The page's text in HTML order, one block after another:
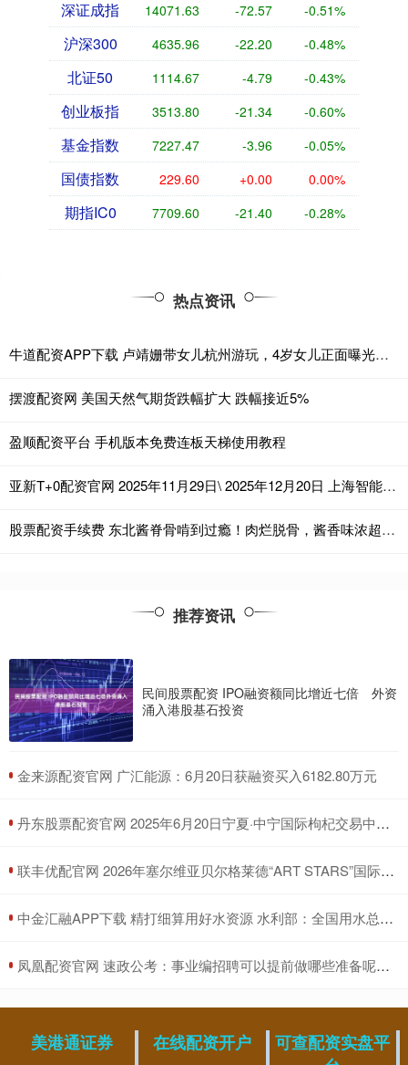
深证成指 14071.63 -72.57 -0.51%
沪深300 4635.96 -22.20 -0.48%
北证50 1114.67 -4.79 -0.43%
创业板指 3513.80 -21.34 -0.60%
基金指数 7227.47 -3.96 -0.05%
国债指数 229.60 +0.00 0.00%
期指IC0 7709.60 -21.40 -0.28%
热点资讯
牛道配资APP下载 卢靖姗带女儿杭州游玩，4岁女儿正面曝光，五官立体精致很像韩庚
摆渡配资网 美国天然气期货跌幅扩大 跌幅接近5%
盈顺配资平台 手机版本免费连板天梯使用教程
亚新T+0配资官网 2025年11月29日\ 2025年12月20日 上海智能建造化工环保产业链招聘会 2025下半年排期表 社会招聘会（上海市中小企业服务大楼）
股票配资手续费 东北酱脊骨啃到过瘾！肉烂脱骨，酱香味浓超下饭
推荐资讯
民间股票配资 IPO融资额同比增近七倍 外资
涌入港股基石投资
​金来源配资官网 广汇能源：6月20日获融资买入6182.80万元
​丹东股票配资官网 2025年6月20日宁夏·中宁国际枸杞交易中心价格行情
​联丰优配官网 2026年塞尔维亚贝尔格莱德“ART STARS”国际大赛
​中金汇融APP下载 精打细算用好水资源 水利部：全国用水总量实现零增长
​凤凰配资官网 速政公考：事业编招聘可以提前做哪些准备呢？_进行_申论_考试
美港通证券 在线配资开户
可查配资实盘平